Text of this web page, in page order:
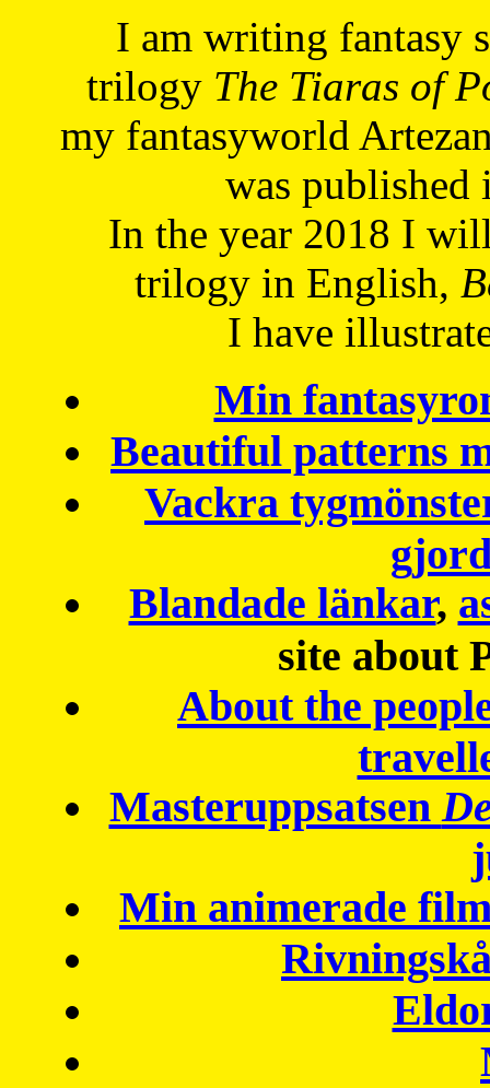
I am writing fantasy
trilogy The Tiaras of
my fantasyworld
was published
In the year 2018 I
trilogy in English,
I have
Min
Beautiful patterns
Vackra
Blandade länkar,
site about
About the
Masteruppsatsen
Min animerade